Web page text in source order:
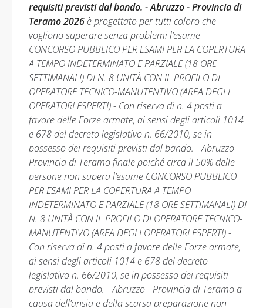
requisiti previsti dal bando. - Abruzzo - Provincia di
Teramo 2026 è progettato per tutti coloro che
vogliono superare senza problemi l’esame
CONCORSO PUBBLICO PER ESAMI PER LA COPERTURA
A TEMPO INDETERMINATO E PARZIALE (18 ORE
SETTIMANALI) DI N. 8 UNITÀ CON IL PROFILO DI
OPERATORE TECNICO-MANUTENTIVO (AREA DEGLI
OPERATORI ESPERTI) - Con riserva di n. 4 posti a
favore delle Forze armate, ai sensi degli articoli 1014
e 678 del decreto legislativo n. 66/2010, se in
possesso dei requisiti previsti dal bando. - Abruzzo -
Provincia di Teramo finale poiché circa il 50% delle
persone non supera l’esame CONCORSO PUBBLICO
PER ESAMI PER LA COPERTURA A TEMPO
INDETERMINATO E PARZIALE (18 ORE SETTIMANALI) DI
N. 8 UNITÀ CON IL PROFILO DI OPERATORE TECNICO-
MANUTENTIVO (AREA DEGLI OPERATORI ESPERTI) -
Con riserva di n. 4 posti a favore delle Forze armate,
ai sensi degli articoli 1014 e 678 del decreto
legislativo n. 66/2010, se in possesso dei requisiti
previsti dal bando. - Abruzzo - Provincia di Teramo a
causa dell’ansia e della scarsa preparazione non